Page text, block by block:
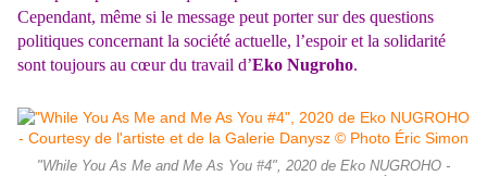
Cependant, même si le message peut porter sur des questions
politiques concernant la société actuelle, l’espoir et la solidarité
sont toujours au cœur du travail d’Eko Nugroho.
"While You As Me and Me As You #4", 2020 de Eko NUGROHO -